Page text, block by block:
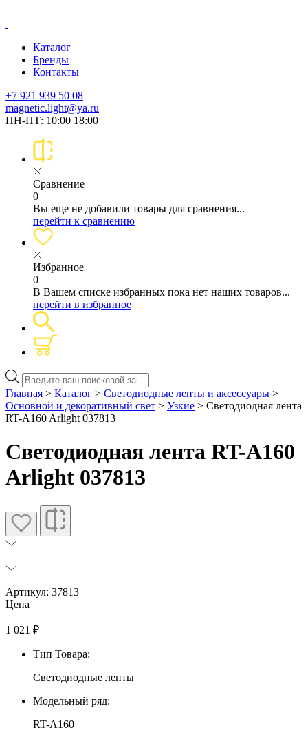
Каталог
Бренды
Контакты
+7 921 939 50 08
magnetic.light@ya.ru
ПН-ПТ: 10:00 18:00
Сравнение
0
Вы еще не добавили товары для сравнения...
перейти к сравнению
Избранное
0
В Вашем списке избранных пока нет наших товаров...
перейти в избранное
Поиск
товаров
Главная > Каталог > Светодиодные ленты и аксессуары >
Основной и декоративный свет > Узкие > Светодиодная лента
RT-A160 Arlight 037813
Светодиодная лента RT-A160
Arlight 037813
Артикул: 37813
Цена
1 021 ₽
Тип Товара:
Светодиодные ленты
Модельный ряд:
RT-A160